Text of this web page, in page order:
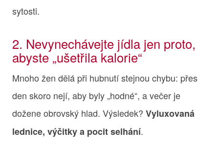
sytosti.
2. Nevynechávejte jídla jen proto,
abyste „ušetřila kalorie“
Mnoho žen dělá při hubnutí stejnou chybu: přes
den skoro nejí, aby byly „hodné“, a večer je
dožene obrovský hlad. Výsledek? Vyluxovaná
lednice, výčitky a pocit selhání.